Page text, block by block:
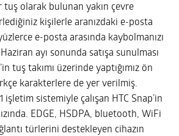
tuş olarak bulunan yakın çevre
kişilerle aranızdaki e-posta
e-posta arasında kaybolmanızı
ayı sonunda satışa sunulması
tuş takımı üzerinde yaptığımız ön
karakterlere de yer verilmiş.
sistemiyle çalışan HTC Snap’in
EDGE, HSDPA, bluetooth, WiFi
türlerini destekleyen cihazın